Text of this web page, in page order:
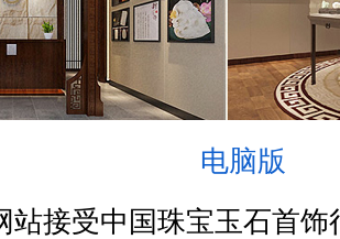
电脑版
站接受中国珠宝玉石首饰